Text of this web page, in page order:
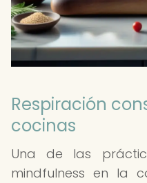
Respiración
cocinas
Una de las
mindfulness en la